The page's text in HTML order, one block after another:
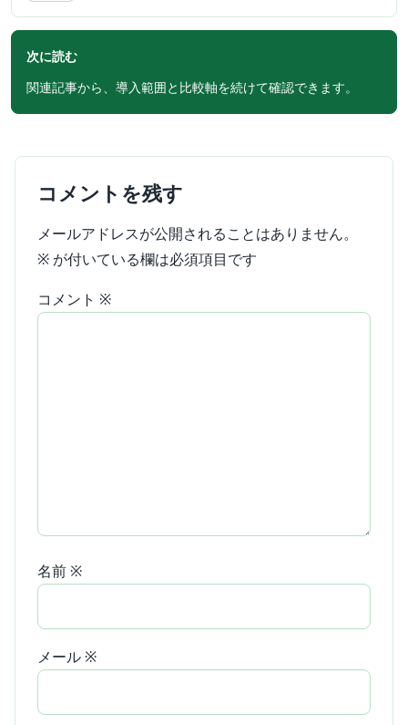
次に読む
関連記事から、導入範囲と比較軸を続けて確認できます。
コメントを残す
メールアドレスが公開されることはありません。
※ が付いている欄は必須項目です
コメント ※
名前 ※
メール ※